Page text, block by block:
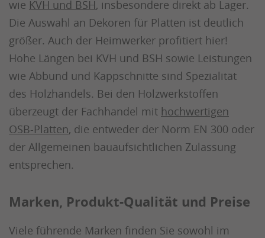
wie KVH und BSH, insbesondere direkt ab Lager.
Die Auswahl an Dekoren für Platten ist deutlich
größer. Auch der Heimwerker profitiert hier!
Hohe Längen bei KVH und BSH sowie Leistungen
wie Abbund und Kappschnitte sind Spezialität
des Holzhandels. Bei den Holzwerkstoffen
überzeugt der Fachhandel mit hochwertigen
OSB-Platten, die entweder der Norm EN 300 oder
der Allgemeinen bauaufsichtlichen Zulassung
entsprechen.
Marken, Produkt-Qualität und Preise
Viele führende Marken finden Sie sowohl im